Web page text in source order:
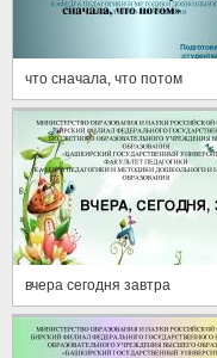
что сначала, что потом
вчера сегодня завтра